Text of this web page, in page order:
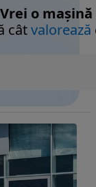
Vrei o mașină
câtvalorează